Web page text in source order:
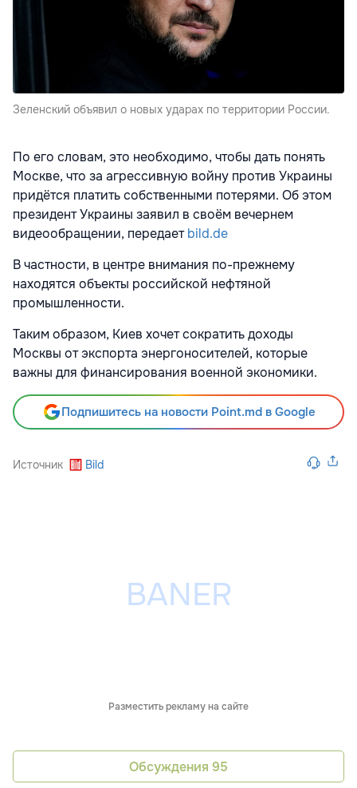
Зеленский объявил о новых ударах по территории России.
По его словам, это необходимо, чтобы дать понять
Москве, что за агрессивную войну против Украины
придётся платить собственными потерями. Об этом
президент Украины заявил в своём вечернем
видеообращении, передаетbild.de
В частности, в центре внимания по-прежнему
находятся объекты российской нефтяной
промышленности.
Таким образом, Киев хочет сократить доходы
Москвы от экспорта энергоносителей, которые
важны для финансирования военной экономики.
Подпишитесь на новости Point.md в Google
Источник Bild
Разместить рекламу на сайте
Обсуждения 95